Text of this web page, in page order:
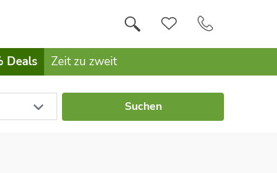
Deals Zeit zu zweit
Suchen